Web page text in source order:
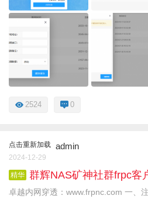
2524 0
点击重新加载 admin
2024-12-29
精华 群辉NAS矿神社群frpc客
卓越内网穿透：www.frpnc.com 一、